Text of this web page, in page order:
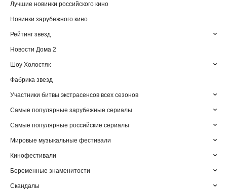
Лучшие новинки российского кино
Новинки зарубежного кино
Рейтинг звезд
Новости Дома 2
Шоу Холостяк
Фабрика звезд
Участники битвы экстрасенсов всех сезонов
Самые популярные зарубежные сериалы
Самые популярные российские сериалы
Мировые музыкальные фестивали
Кинофестивали
Беременные знаменитости
Скандалы